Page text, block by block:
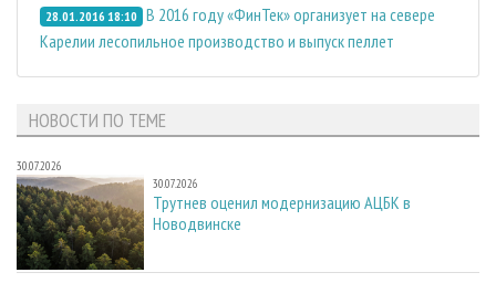
28.01.2016 18:10 В 2016 году «ФинТек» организует на севере
Карелии лесопильное производство и выпуск пеллет
НОВОСТИ ПО ТЕМЕ
30.07.2026
30.07.2026
Трутнев оценил модернизацию АЦБК в
Новодвинске